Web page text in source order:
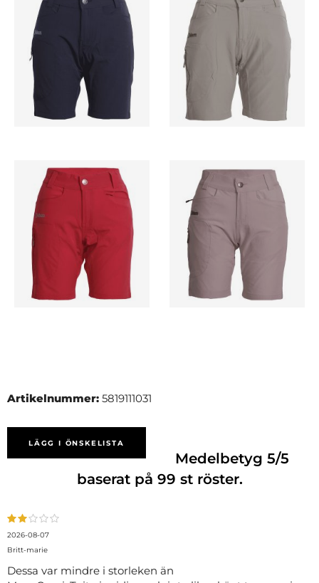
Artikelnummer: 5819111031
LÄGG I ÖNSKELISTA
Medelbetyg5/5
baserat på 99 st röster.
2026-08-07
Britt-marie
Dessa var mindre i storleken än